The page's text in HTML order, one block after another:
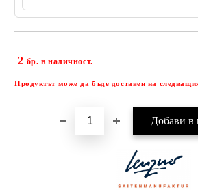
2 бр. в наличност.
Продуктът може да бъде доставен на